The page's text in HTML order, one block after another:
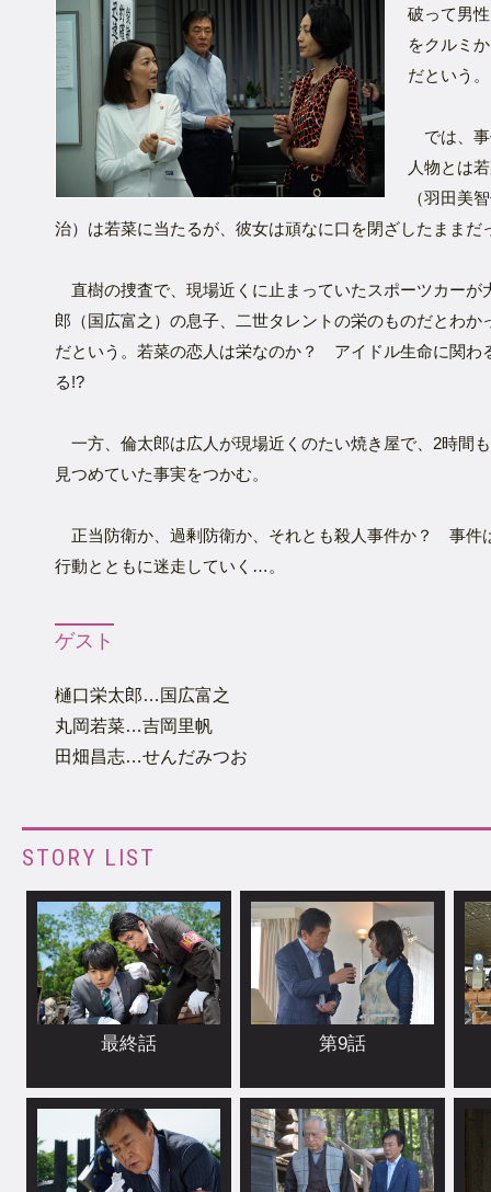
破って男
をクルミ
だという。
では、事
人物とは
（羽田美
治）は若菜に当たるが、彼女は頑なに口を閉ざしたままだ
直樹の捜査で、現場近くに止まっていたスポーツカーが
郎（国広富之）の息子、二世タレントの栄のものだとわか
だという。若菜の恋人は栄なのか？ アイドル生命に関わ
る!?
一方、倫太郎は広人が現場近くのたい焼き屋で、2時間
見つめていた事実をつかむ。
正当防衛か、過剰防衛か、それとも殺人事件か？ 事件
行動とともに迷走していく…。
ゲスト
樋口栄太郎…国広富之
丸岡若菜…吉岡里帆
田畑昌志…せんだみつお
STORY LIST
最終話 第9話